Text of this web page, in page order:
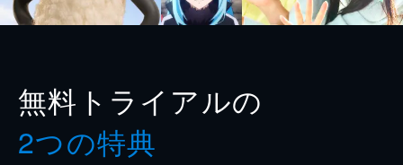
無料トライアルの
2つの特典